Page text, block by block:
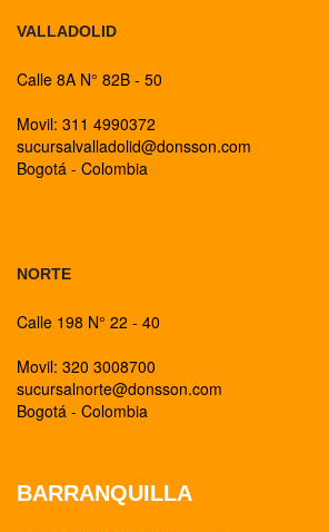
VALLADOLID
Calle 8A N° 82B - 50
Movil: 311 4990372
sucursalvalladolid@donsson.com
Bogotá - Colombia
NORTE
Calle 198 N° 22 - 40
Movil: 320 3008700
sucursalnorte@donsson.com
Bogotá - Colombia
BARRANQUILLA